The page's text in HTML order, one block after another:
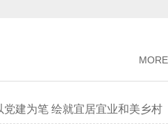
MORE
建为笔 绘就宜居宜业和美乡村